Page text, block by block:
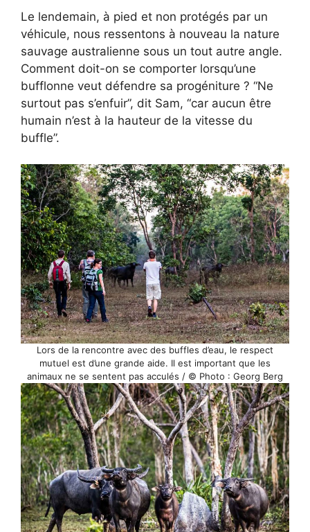
Le lendemain, à pied et non protégés par un
véhicule, nous ressentons à nouveau la nature
sauvage australienne sous un tout autre angle.
Comment doit-on se comporter lorsqu’une
bufflonne veut défendre sa progéniture ? “Ne
surtout pas s’enfuir”, dit Sam, “car aucun être
humain n’est à la hauteur de la vitesse du
buffle”.
Lors de la rencontre avec des buffles d’eau, le respect
mutuel est d’une grande aide. Il est important que les
animaux ne se sentent pas acculés / © Photo : Georg Berg